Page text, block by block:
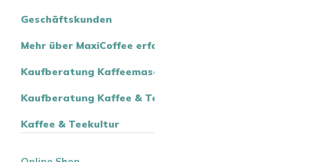
Geschäftskunden
Mehr über MaxiCoffee erfahren
Kaufberatung Kaffeemaschinen
Kaufberatung Kaffee & Tee
Kaffee & Teekultur